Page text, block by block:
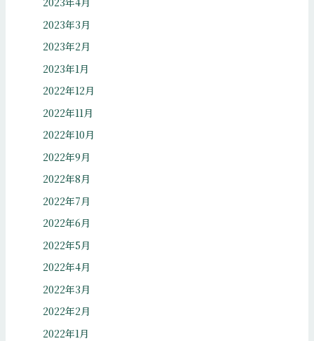
2023年3月
2023年2月
2023年1月
2022年12月
2022年11月
2022年10月
2022年9月
2022年8月
2022年7月
2022年6月
2022年5月
2022年4月
2022年3月
2022年2月
2022年1月